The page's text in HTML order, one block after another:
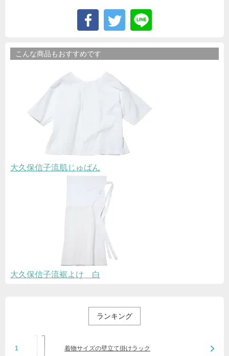
こんな商品もおすすめです
大久保信子流肌じゅばん
大久保信子流裾よけ 白
ランキング
1 着物サイズの壁立て掛けラック